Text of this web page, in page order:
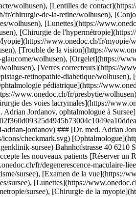
ian Jordanov, ophtalmologue à Sursee](https://assets.onedoc.ch/images/users/83d1e1108f80b182b8e1d02f360d09325d4945b73004c1049ea10ddeac82b1e0-small.jpg "Dr. med. Adrian Jordanov, ophtalmologue à Sursee")](https://www.onedoc.ch/fr/ophtalmologue/sursee/pc4mw/dr-med-adrian-jordanov) ### [Dr. med. Adrian Jordanov](https://www.onedoc.ch/fr/ophtalmologue/sursee/pc4mw/dr-med-adrian-jordanov) ![Badge indiquant un profil vérifié](https://www.onedoc.ch/assets/images/icons/checkmark.svg) [Ophtalmologue](https://www.onedoc.ch/fr/ophtalmologue/sursee) [ARGUS Augenklinik Sursee](https://www.onedoc.ch/fr/groupe-medical/sursee/ebfj6/argus-augenklinik-sursee) Bahnhofstrasse 40 6210 Sursee ![Icône patient avec un signe plus annonçant que le professionnel accepte de nouveaux patients](https://www.onedoc.ch/assets/images/icons/new-patients.svg)Accepte les nouveaux patients [Réserver un RDV](https://www.onedoc.ch/fr/ophtalmologue/sursee/pc4mw/dr-med-adrian-jordanov) Expertises:[Dégénérescence Maculaire Liée à l'Âge | DMLA](https://www.onedoc.ch/fr/degenerescence-maculaire-liee-a-l-age-dmla/sursee), [Astigmatisme](https://www.onedoc.ch/fr/astigmatisme/sursee), [Chirurgie de l'astigmatisme](https://www.onedoc.ch/fr/chirurgie-de-l-astigmatisme/sursee), [Examen de la vue](https://www.onedoc.ch/fr/examen-de-la-vue/sursee), [Blépharoplastie | Chirurgie des paupières](https://www.onedoc.ch/fr/blepharoplastie-chirurgie-des-paupieres/sursee), [Lunettes](https://www.onedoc.ch/fr/lunettes/sursee), [Chalazion](https://www.onedoc.ch/fr/chalazion/sursee), [Chirurgie de l'hypermétropie](https://www.onedoc.ch/fr/chirurgie-de-l-hypermetropie/sursee), [Chirurgie de la myopie](https://www.onedoc.ch/fr/chirurgie-de-la-myopie/sursee), [Chirurgie de la presbytie](https://www.onedoc.ch/fr/chirurgie-de-la-presbytie/sursee), [Fond d'œil](https://www.onedoc.ch/fr/fond-d-%C5%93il/sursee), [Champ visuel](https://www.onedoc.ch/fr/champ-visuel/sursee), [Glaucome](https://www.onedoc.ch/fr/glaucome/sursee), [Chirurgie du glaucome](https://www.onedoc.ch/fr/chirurgie-du-glaucome/sursee), [Orgelet](https://www.onedoc.ch/fr/orgelet/sursee), [Hypermétropie](https://www.onedoc.ch/fr/hypermetropie/sursee), [Chirurgie de la cataracte](https://www.onedoc.ch/fr/chirurgie-de-la-cataracte/sursee), [Cataracte](https://www.onedoc.ch/fr/cataracte/sursee), [Kératocône](https://www.onedoc.ch/fr/keratocone/sursee), [Conjonctivite](https://www.onedoc.ch/fr/conjonctivite/sursee), [Lentilles de contact](https://www.onedoc.ch/fr/lentilles-de-contact/sursee), [Verres correcteurs](https://www.onedoc.ch/fr/verres-correcteurs/sursee), [Myopie](https://www.onedoc.ch/fr/myopie/sursee), [Lasik](https://www.onedoc.ch/fr/lasik/sursee), [Chirurgie de la rétine](https://www.onedoc.ch/fr/chirurgie-de-la-retine/sursee), [Oculoplastie](https://www.onedoc.ch/fr/oculoplastie/sursee), [Ophtalmo-diabétologie](https://www.onedoc.ch/fr/ophtalmo-diabetologie/sursee), [Ophtalmologie pédiatrique](https://www.onedoc.ch/fr/ophtalmologie-pediatrique/sursee), [Presbylasik](https://www.onedoc.ch/fr/presbylasik/sursee), [Presbytie](https://www.onedoc.ch/fr/presbytie/sursee), [Verres progressifs](https://www.onedoc.ch/fr/verres-progressifs/sursee), [Chirurgie de la réfraction](https://www.onedoc.ch/fr/chirurgie-de-la-refraction/sursee), [Trouble de la vision](https://www.onedoc.ch/fr/trouble-de-la-vision/sursee), [Test de la vue pour permis de conduire](https://www.onedoc.ch/fr/test-de-la-vue-pour-permis-de-conduire/sursee), [Strabisme](https://www.onedoc.ch/fr/strabisme/sursee), [Chirurgie des voies lacrymales](https://www.onedoc.ch/fr/chirurgie-des-voies-lacrymales/sursee), [Sécheresse oculaire](https://www.onedoc.ch/fr/secheresse-oculaire/sursee), [Uvéite](https://www.onedoc.ch/fr/uveite/sursee), [Dépistage rétinopathie diabétique](https://www.onedoc.ch/fr/depistage-retinopathie-diabetique/sursee)Voir plus Expertises:[Dégénérescence Maculaire Liée à l'Âge | DMLA](https://www.onedoc.ch/fr/degenerescence-maculaire-liee-a-l-age-dmla/sursee), [Astigmatisme](https://www.onedoc.ch/fr/astigmatisme/sursee), [Chirurgie de l'astigmatisme](https://www.onedoc.ch/fr/chirurgie-de-l-astigmatisme/sursee), [Examen de la vue](https://www.onedoc.ch/fr/examen-de-la-vue/sursee), [Blépharoplastie | Chirurgie des paupières](https://www.onedoc.ch/fr/blepharoplastie-chirurgie-des-paupieres/sursee), [Lunettes](https://www.onedoc.ch/fr/lunettes/sursee), [Chalazion](https://www.onedoc.ch/fr/chalazion/sursee), [Chirurgie de l'hypermétropie](https://www.onedoc.ch/fr/chirurgie-de-l-hypermetropie/sursee), [Chirurgie de la myopie](https://www.onedoc.ch/fr/chirurgie-de-la-myopie/sursee), [Chirurgie de la presbytie](https://www.onedoc.ch/fr/chirurgie-de-la-presbytie/sursee), [Fond d'œil](https://www.onedoc.ch/fr/fond-d-%C5%93il/sursee), [Champ visuel](https://www.onedoc.ch/fr/champ-visuel/sursee), [Glaucome](https://www.onedoc.ch/fr/glaucome/sursee), [Chirurgie du glaucome](https://www.onedoc.ch/fr/chirurgie-du-glaucome/sursee), [Orgelet](https://www.onedoc.ch/fr/orgelet/sursee), [Hypermétropie](https://www.onedoc.ch/fr/hypermetropie/sursee), [Chirurgie de la cataracte](https://www.onedoc.ch/fr/chirurgie-de-la-cataracte/sursee), [Cataracte](https://www.onedoc.ch/fr/cataracte/sursee), [Kératocône](https://www.onedoc.ch/fr/keratocone/sursee), [Conjonctivite](https://www.onedoc.ch/fr/conjonctivite/sursee), [Lentilles de contact](https://www.onedoc.ch/fr/lentilles-de-contact/sursee), [Verres correcteurs](https://www.onedoc.ch/fr/verres-correcteurs/sursee), [Myopie](https://www.onedoc.ch/fr/myopie/sursee), [Lasik](https://www.onedoc.ch/fr/lasik/sursee), [Chirurgie de la rétine](https://www.onedoc.ch/fr/chirurgie-de-la-retine/sursee), [Oculoplastie](https://www.onedoc.ch/fr/oculoplastie/sursee), [Ophtalmo-diabétologie](https://www.onedoc.ch/fr/ophtalmo-diabetologie/sursee), [Ophtalmologie pédiatrique](https://www.onedoc.ch/fr/ophtalmologie-pediatrique/sursee), [Presbylasik](https://www.onedoc.ch/fr/presbylasik/sursee), [Presbytie](https://www.onedoc.ch/fr/presbytie/sursee), [Verres progressifs](https://www.onedoc.ch/fr/verres-progressifs/sursee), [Chirurgie de la réfraction](https://www.onedoc.ch/fr/chirurgie-de-la-refraction/sursee), [Trouble de la vision](https://www.onedoc.ch/fr/trouble-de-la-vision/sursee), [Test de la vue pour permis de conduire](https://www.onedoc.ch/fr/test-de-la-vue-pour-permis-de-conduire/sursee), [Strabisme](https://www.onedoc.ch/fr/strabisme/sursee), [Chirurgie des voies lacrymales](https://www.onedoc.ch/fr/chirurgie-des-voies-lacrymales/sursee), [Sécheresse oculaire](https://www.onedoc.ch/fr/secheresse-oculaire/sursee), [Uvéite](https://www.onedoc.ch/fr/uveite/sursee), [Dépistage rétinopathie diabétique](https://www.onedoc.ch/fr/depistage-retinopathie-diabetique/sursee)Voir plus [![Dr. med. Monika Sajduk, ophtalmologue à Sursee](https://assets.onedoc.ch/images/users/be9ee0ba6791b0a23bb3bbc34498ee831400a7694ef554d35e50dee5e8281f8b-small.jpg "Dr. med. Monika Sajduk, ophtalmologue à Sursee")](https://www.onedoc.ch/fr/ophtalmologue/sursee/pc4my/dr-med-monika-sajduk) ### [Dr. med. Monika Sajduk](https://www.onedoc.ch/fr/ophtalmologue/sursee/pc4my/dr-med-monika-sajduk) ![Badge indiquant un profil vérifié](https://www.onedoc.ch/assets/images/icons/checkmark.svg) [Ophtalmologue](https://www.onedoc.ch/fr/ophtalmologue/sursee) [ARGUS Augenklinik Sursee](https://www.onedoc.ch/fr/groupe-medical/sursee/ebfj6/argus-augenklinik-sursee) Bahnhofstrasse 40 6210 Sursee ![Icône patient avec un signe plus annonçant que le professionnel accepte de nouveaux patients](https://www.onedoc.ch/assets/images/icons/new-patients.svg)Accepte les nouveaux patients [Réserver un RDV](https://www.onedoc.ch/fr/ophtalmologue/sursee/pc4my/dr-med-monika-sajduk) Expertises:[Dégénérescence Maculaire Liée à l'Âge | DMLA](https://www.onedoc.ch/fr/degenerescence-maculaire-liee-a-l-age-dmla/sursee), [Chirurgie de l'astigmatisme](https://www.onedoc.ch/fr/chirurgie-de-l-astigmatisme/sursee), [Astigmatisme](https://www.onedoc.ch/fr/astigmatisme/sursee), [Sécheresse oculaire](https://www.onedoc.ch/fr/secheresse-oculaire/sursee), [Examen de la vue](https://www.onedoc.ch/fr/examen-de-la-vue/sursee), [Test de la vue pour permis de conduire](https://www.onedoc.ch/fr/test-de-la-vue-pour-permis-de-conduire/sursee), [Cataracte](https://www.onedoc.ch/fr/cataracte/sursee), [Lentilles de contact](https://www.onedoc.ch/fr/lentilles-de-contact/sursee), [Champ visuel](https://www.onedoc.ch/fr/champ-visuel/sursee), [Chirurgie de la rétine](https://www.onedoc.ch/fr/chirurgie-de-la-retine/sursee), [Conjonctivite](https://www.onedoc.ch/fr/conjonctivite/sursee), [Blépharoplastie | Chirurgie des paupières](https://www.onedoc.ch/fr/blepharoplastie-chirurgie-des-paupieres/sursee), [Lunettes](https://www.onedoc.ch/fr/lunettes/sursee), [Chalazion](https://www.onedoc.ch/fr/chalazion/sursee), [Hypermétropie](https://www.onedoc.ch/fr/hypermetropie/sursee), [Chirurgie de l'hypermétropie](https://www.onedoc.ch/fr/chirurgie-de-l-hypermetropie/sursee), [Chirurgie de la myopie](https://www.onedoc.ch/fr/chirurgie-de-la-myopie/sursee), [Myopie](https://www.onedoc.ch/fr/myopie/sursee), [Chirurgie de la presbytie](https://www.onedoc.ch/fr/chirurgie-de-la-presbytie/sursee), [Fond d'œil](https://www.onedoc.ch/fr/fond-d-%C5%93il/sursee), [Trouble de la vision](https://www.onedoc.ch/fr/trouble-de-la-vision/sursee), [Glaucome](https://www.onedoc.ch/fr/glaucome/sursee), [Chirurgie du glaucome](https://www.onedoc.ch/fr/chirurgie-du-glaucome/sursee), [Orgelet](https://www.onedoc.ch/fr/orgelet/sursee), [Kératocône](https://www.onedoc.ch/fr/keratocone/sursee), [Verres progressifs](https://www.onedoc.ch/fr/verres-progressifs/sursee), [Verres correcteurs](https://www.onedoc.ch/fr/verres-correcteurs/sursee), [Lasik](https://www.onedoc.ch/fr/lasik/sursee), [Dépistage rétinopathie diabétique](https://www.onedoc.ch/fr/depistage-retinopathie-diabetique/sursee), [Oculoplastie](https://www.onedoc.ch/fr